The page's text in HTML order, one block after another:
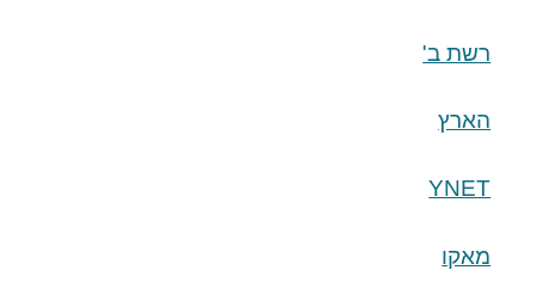
רשת ב'
הארץ
YNET
מאקו